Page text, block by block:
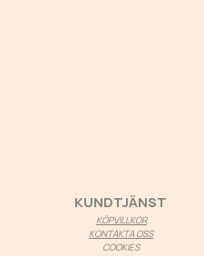
KUNDTJÄNST
KÖPVILLKOR
KONTAKTA OSS
COOKIES